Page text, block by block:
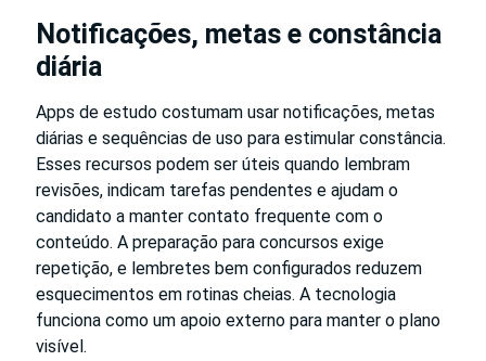
Notificações, metas e constância
diária
Apps de estudo costumam usar notificações, metas
diárias e sequências de uso para estimular constância.
Esses recursos podem ser úteis quando lembram
revisões, indicam tarefas pendentes e ajudam o
candidato a manter contato frequente com o
conteúdo. A preparação para concursos exige
repetição, e lembretes bem configurados reduzem
esquecimentos em rotinas cheias. A tecnologia
funciona como um apoio externo para manter o plano
visível.